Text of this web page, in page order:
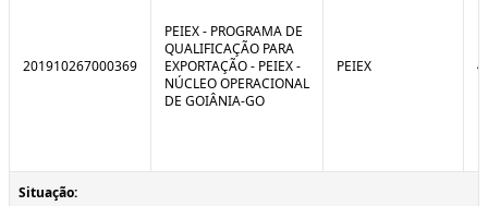
201910267000369
PEIEX - PROGRAMA DE
QUALIFICAÇÃO PARA
EXPORTAÇÃO - PEIEX -
NÚCLEO OPERACIONAL
DE GOIÂNIA-GO
PEIEX
Situação: